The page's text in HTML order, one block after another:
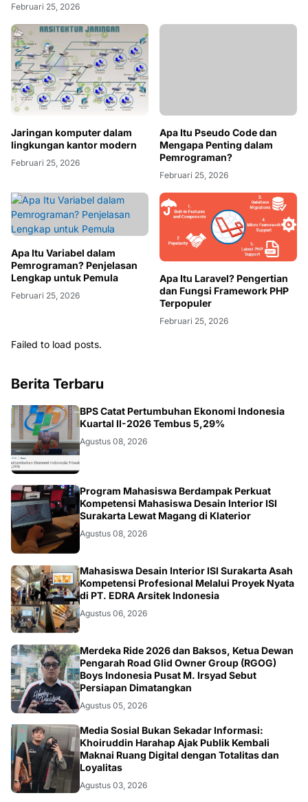
Februari 25, 2026
Jaringan komputer dalam
lingkungan kantor modern
Februari 25, 2026
Apa Itu Pseudo Code dan
Mengapa Penting dalam
Pemrograman?
Februari 25, 2026
Apa Itu Variabel dalam
Pemrograman? Penjelasan
Lengkap untuk Pemula
Februari 25, 2026
Apa Itu Laravel? Pengertian
dan Fungsi Framework PHP
Terpopuler
Februari 25, 2026
Failed to load posts.
Berita Terbaru
EKONOMI
BPS Catat Pertumbuhan Ekonomi Indonesia
Kuartal II-2026 Tembus 5,29%
Agustus 08, 2026
NASIONAL
Program Mahasiswa Berdampak Perkuat
Kompetensi Mahasiswa Desain Interior ISI
Surakarta Lewat Magang di Klaterior
Agustus 08, 2026
NASIONAL
Mahasiswa Desain Interior ISI Surakarta Asah
Kompetensi Profesional Melalui Proyek Nyata
di PT. EDRA Arsitek Indonesia
Agustus 06, 2026
NASIONAL
Merdeka Ride 2026 dan Baksos, Ketua Dewan
Pengarah Road Glid Owner Group (RGOG)
Boys Indonesia Pusat M. Irsyad Sebut
Persiapan Dimatangkan
Agustus 05, 2026
OPINI
Media Sosial Bukan Sekadar Informasi:
Khoiruddin Harahap Ajak Publik Kembali
Maknai Ruang Digital dengan Totalitas dan
Loyalitas
Agustus 03, 2026